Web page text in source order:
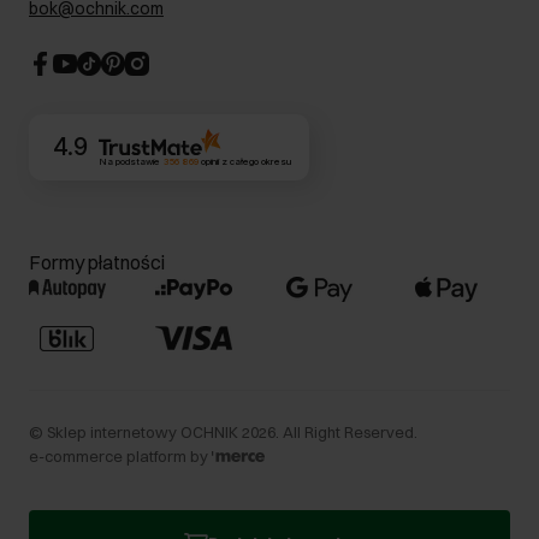
CSR
bok@ochnik.com
4.9
Na podstawie 356 869opinii z całego okresu
Formy płatności
© Sklep internetowy OCHNIK 2026 . All Right Reserved.
e-commerce platform by